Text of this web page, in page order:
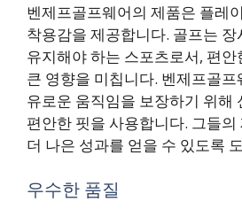
벤제프골프웨어의 제품은 플레
착용감을 제공합니다. 골프는
유지해야 하는 스포츠로서, 편
큰 영향을 미칩니다. 벤제프골
유로운 움직임을 보장하기 위해
편안한 핏을 사용합니다. 그들
더 나은 성과를 얻을 수 있도록
우수한 품질